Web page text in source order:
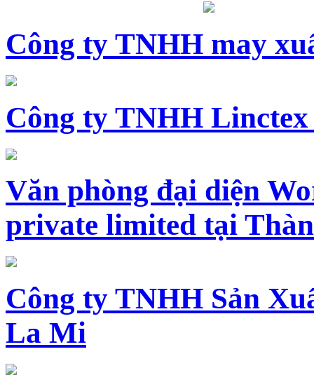
Công ty TNHH may
Công ty TNHH Linctex
Văn phòng đại diện
private limited tại
Công ty TNHH Sản
La Mi